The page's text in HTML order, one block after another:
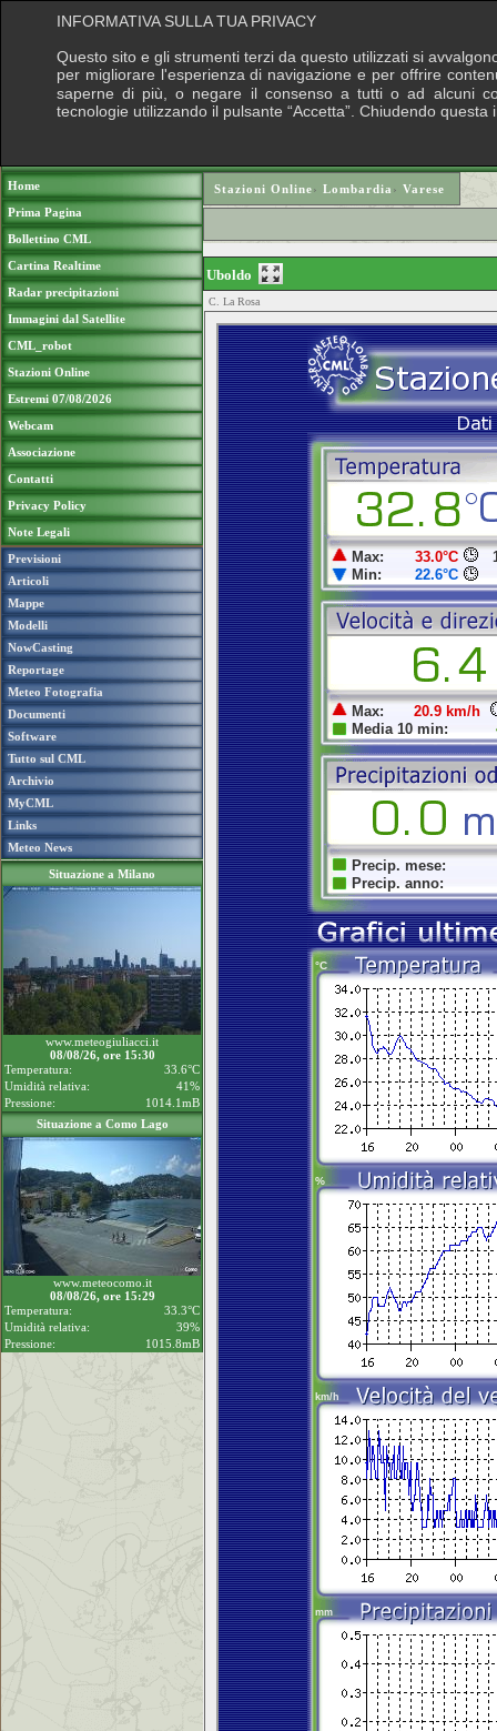
Home
Prima Pagina
Bollettino CML
Cartina Realtime
Radar precipitazioni
Immagini dal Satellite
CML_robot
Stazioni Online
Estremi 07/08/2026
Webcam
Associazione
Contatti
Privacy Policy
Note Legali
Previsioni
Articoli
Mappe
Modelli
NowCasting
Reportage
Meteo Fotografia
Documenti
Software
Tutto sul CML
Archivio
MyCML
Links
Meteo News
Situazione a Milano
www.meteogiuliacci.it
08/08/26, ore 15:30
Temperatura:
33.6°C
Umidità relativa:
41%
Pressione:
1014.1mB
Situazione a Como Lago
www.meteocomo.it
08/08/26, ore 15:29
Temperatura:
33.3°C
Umidità relativa:
39%
Pressione:
1015.8mB
Stazioni Online› Lombardia › Varese
Uboldo
C. La Rosa
INFORMATIVA SULLA TUA PRIVACY
Questo sito e gli strumenti terzi da questo utilizzati si
per migliorare l'esperienza di navigazione e per offrire
saperne di più, o negare il consenso a tutti o ad alcuni
tecnologie utilizzando il pulsante “Accetta”. Chiudendo